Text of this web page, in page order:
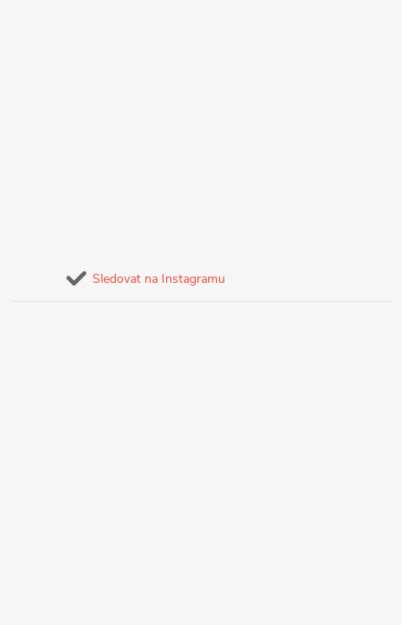
Sledovat na Instagramu